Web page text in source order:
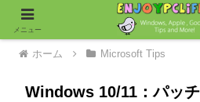
ホーム Microsoft Tips
Windows 10/11：パッ
メニュー